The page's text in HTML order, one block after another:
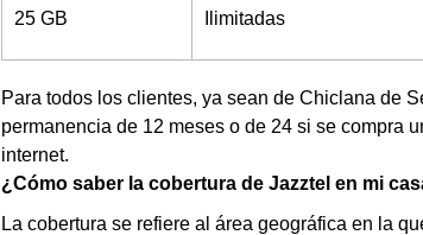
25 GB Ilimitadas
Para todos los clientes, ya sean de Chiclana de
permanencia de 12 meses o de 24 si se compra
internet.
¿Cómo saber la cobertura de Jazztel en mi
La cobertura se refiere al área geográfica en la